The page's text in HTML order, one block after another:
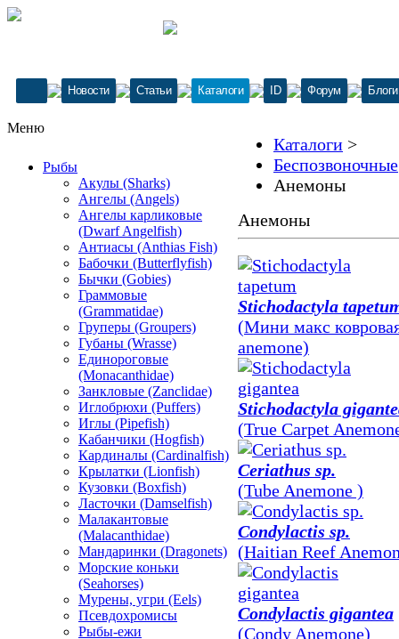
Новости Статьи Каталоги ID Форум Блоги
Меню
Рыбы
Акулы (Sharks)
Ангелы (Angels)
Ангелы карликовые
(Dwarf Angelfish)
Антиасы (Anthias Fish)
Бабочки (Butterflyfish)
Бычки (Gobies)
Граммовые
(Grammatidae)
Груперы (Groupers)
Губаны (Wrasse)
Единороговые
(Monacanthidae)
Занкловые (Zanclidae)
Иглобрюхи (Puffers)
Иглы (Pipefish)
Кабанчики (Hogfish)
Кардиналы (Cardinalfish)
Крылатки (Lionfish)
Кузовки (Boxfish)
Ласточки (Damselfish)
Малакантовые
(Malacanthidae)
Мандаринки (Dragonets)
Морские коньки
(Seahorses)
Мурены, угри (Eels)
Псевдохромисы
Рыбы-ежи
Каталоги >
Беспозвоночные
Анемоны
Анемоны
Stichodactyla
(Мини макс
anemone)
Stichodactyla
(True Carpet
Ceriathus sp.
(Tube Anemone )
Condylactis sp.
(Haitian Reef
Condylactis gigantea
(Condy Anemone)